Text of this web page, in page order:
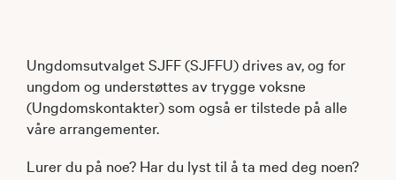
Ungdomsutvalget SJFF (SJFFU) drives av, og for
ungdom og understøttes av trygge voksne
(Ungdomskontakter) som også er tilstede på alle
våre arrangementer.
Lurer du på noe? Har du lyst til å ta med deg noen?